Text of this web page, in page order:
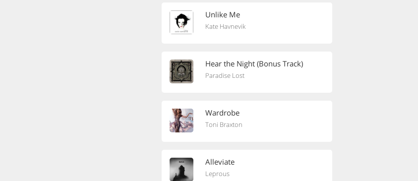
Unlike Me
Kate Havnevik
Hear the Night (Bonus Track)
Paradise Lost
Wardrobe
Toni Braxton
Alleviate
Leprous